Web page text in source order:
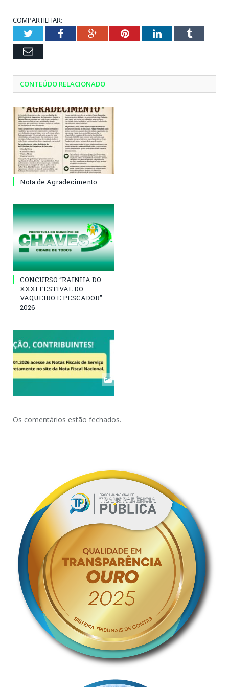
COMPARTILHAR:
TwitterFacebookGoogle+PinterestLinkedInTumblr
Email
CONTEÚDO RELACIONADO
Nota de Agradecimento
CONCURSO “RAINHA DO
XXXI FESTIVAL DO
VAQUEIRO E PESCADOR”
2026
Os comentários estão fechados.